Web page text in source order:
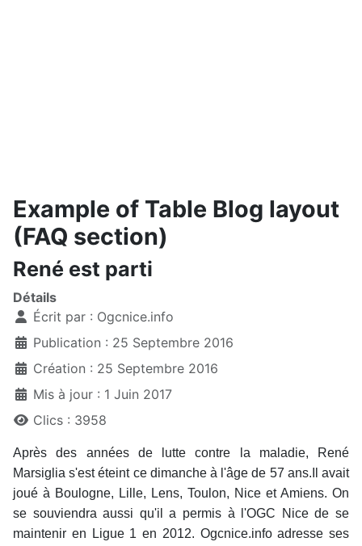
Example of Table Blog layout
(FAQ section)
René est parti
Détails
Écrit par : Ogcnice.info
Publication : 25 Septembre 2016
Création : 25 Septembre 2016
Mis à jour : 1 Juin 2017
Clics : 3958
Après des années de lutte contre la maladie, René
Marsiglia s'est éteint ce dimanche à l'âge de 57 ans.Il avait
joué à Boulogne, Lille, Lens, Toulon, Nice et Amiens. On
se souviendra aussi qu'il a permis à l'OGC Nice de se
maintenir en Ligue 1 en 2012. Ogcnice.info adresse ses